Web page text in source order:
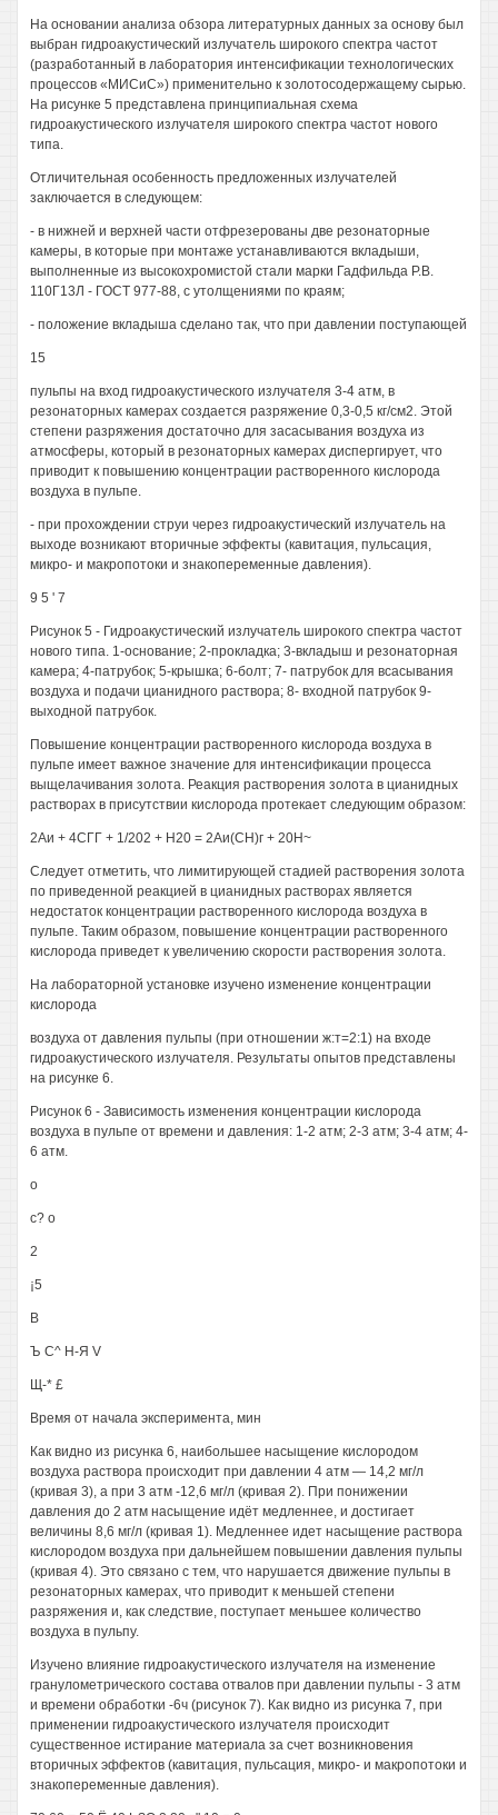
На основании анализа обзора литературных данных за основу был
выбран гидроакустический излучатель широкого спектра частот
(разработанный в лаборатория интенсификации технологических
процессов «МИСиС») применительно к золотосодержащему сырью.
На рисунке 5 представлена принципиальная схема
гидроакустического излучателя широкого спектра частот нового
типа.
Отличительная особенность предложенных излучателей
заключается в следующем:
- в нижней и верхней части отфрезерованы две резонаторные
камеры, в которые при монтаже устанавливаются вкладыши,
выполненные из высокохромистой стали марки Гадфильда Р.В.
110Г13Л - ГОСТ 977-88, с утолщениями по краям;
- положение вкладыша сделано так, что при давлении поступающей
15
пульпы на вход гидроакустического излучателя 3-4 атм, в
резонаторных камерах создается разряжение 0,3-0,5 кг/см2. Этой
степени разряжения достаточно для засасывания воздуха из
атмосферы, который в резонаторных камерах диспергирует, что
приводит к повышению концентрации растворенного кислорода
воздуха в пульпе.
- при прохождении струи через гидроакустический излучатель на
выходе возникают вторичные эффекты (кавитация, пульсация,
микро- и макропотоки и знакопеременные давления).
9 5 ' 7
Рисунок 5 - Гидроакустический излучатель широкого спектра частот
нового типа. 1-основание; 2-прокладка; 3-вкладыш и резонаторная
камера; 4-патрубок; 5-крышка; 6-болт; 7- патрубок для всасывания
воздуха и подачи цианидного раствора; 8- входной патрубок 9-
выходной патрубок.
Повышение концентрации растворенного кислорода воздуха в
пульпе имеет важное значение для интенсификации процесса
выщелачивания золота. Реакция растворения золота в цианидных
растворах в присутствии кислорода протекает следующим образом:
2Аи + 4СГГ + 1/202 + Н20 = 2Аи(СН)г + 20Н~
Следует отметить, что лимитирующей стадией растворения золота
по приведенной реакцией в цианидных растворах является
недостаток концентрации растворенного кислорода воздуха в
пульпе. Таким образом, повышение концентрации растворенного
кислорода приведет к увеличению скорости растворения золота.
На лабораторной установке изучено изменение концентрации
кислорода
воздуха от давления пульпы (при отношении ж:т=2:1) на входе
гидроакустического излучателя. Результаты опытов представлены
на рисунке 6.
Рисунок 6 - Зависимость изменения концентрации кислорода
воздуха в пульпе от времени и давления: 1-2 атм; 2-3 атм; 3-4 атм; 4-
6 атм.
о
с? о
2
¡5
В
Ъ С^ Н-Я V
Щ-* £
Время от начала эксперимента, мин
Как видно из рисунка 6, наибольшее насыщение кислородом
воздуха раствора происходит при давлении 4 атм — 14,2 мг/л
(кривая 3), а при 3 атм -12,6 мг/л (кривая 2). При понижении
давления до 2 атм насыщение идёт медленнее, и достигает
величины 8,6 мг/л (кривая 1). Медленнее идет насыщение раствора
кислородом воздуха при дальнейшем повышении давления пульпы
(кривая 4). Это связано с тем, что нарушается движение пульпы в
резонаторных камерах, что приводит к меньшей степени
разряжения и, как следствие, поступает меньшее количество
воздуха в пульпу.
Изучено влияние гидроакустического излучателя на изменение
гранулометрического состава отвалов при давлении пульпы - 3 атм
и времени обработки -6ч (рисунок 7). Как видно из рисунка 7, при
применении гидроакустического излучателя происходит
существенное истирание материала за счет возникновения
вторичных эффектов (кавитация, пульсация, микро- и макропотоки и
знакопеременные давления).